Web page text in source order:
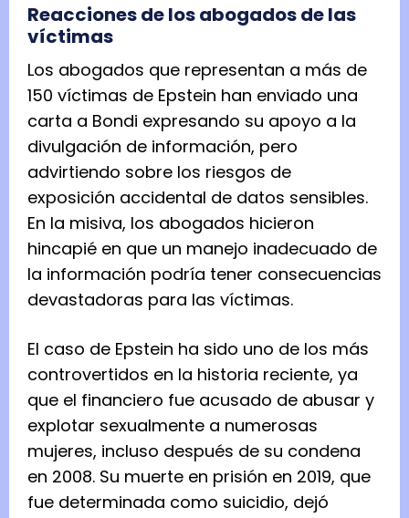
Reacciones de los abogados de las
víctimas
Los abogados que representan a más de
150 víctimas de Epstein han enviado una
carta a Bondi expresando su apoyo a la
divulgación de información, pero
advirtiendo sobre los riesgos de
exposición accidental de datos sensibles.
En la misiva, los abogados hicieron
hincapié en que un manejo inadecuado de
la información podría tener consecuencias
devastadoras para las víctimas.
El caso de Epstein ha sido uno de los más
controvertidos en la historia reciente, ya
que el financiero fue acusado de abusar y
explotar sexualmente a numerosas
mujeres, incluso después de su condena
en 2008. Su muerte en prisión en 2019, que
fue determinada como suicidio, dejó